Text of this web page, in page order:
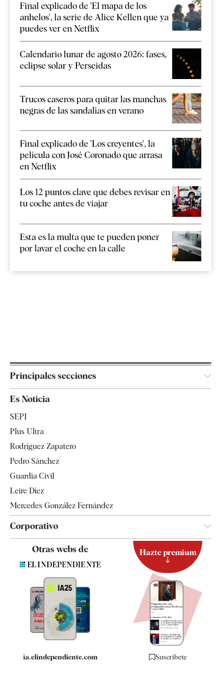
Final explicado de 'El mapa de los
anhelos', la serie de Alice Kellen que ya
puedes ver en Netflix
Calendario lunar de agosto 2026: fases,
eclipse solar y Perseidas
Trucos caseros para quitar las manchas
negras de las sandalias en verano
Final explicado de 'Los creyentes', la
película con José Coronado que arrasa
en Netflix
Los 12 puntos clave que debes revisar en
tu coche antes de viajar
Esta es la multa que te pueden poner
por lavar el coche en la calle
Principales secciones
España
Televisión
Es Noticia
SEPI
Plus Ultra
Rodríguez Zapatero
Pedro Sánchez
Guardia Civil
Leire Díez
Mercedes González Fernández
Corporativo
Contacto
Quiénes somos
Especificaciones
Otras webs de
ia.elindependiente.com
Hazte premium
Suscríbete